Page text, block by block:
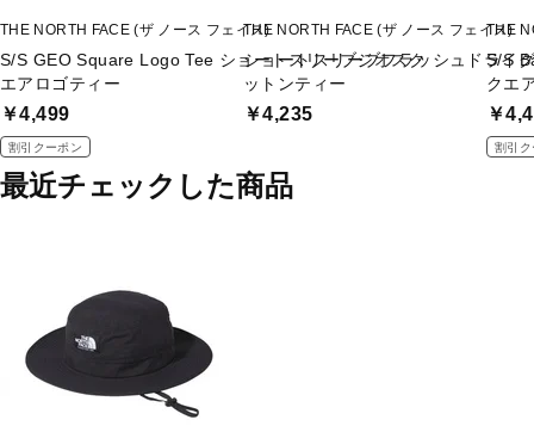
THE NORTH FACE (ザ ノース フェイス)
S/S GEO Square Logo Tee ショートスリーブジオスク
エアロゴティー
￥4,499
割引クーポン
THE NORTH FACE (ザ ノース フェイス)
ショートスリーブフラッシュドライ
ットンティー
￥4,235
THE
S/S
クエ
￥
割引ク
最近チェックした商品